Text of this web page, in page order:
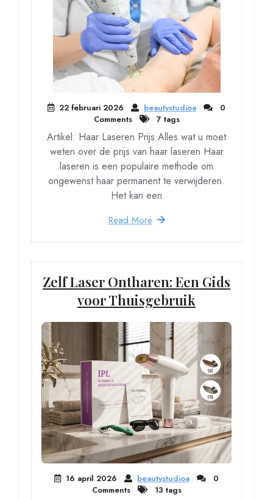
22 februari 2026 beautystudioa
0
Comments
7 tags
Artikel: Haar Laseren Prijs Alles wat u moet
weten over de prijs van haar laseren Haar
laseren is een populaire methode om
ongewenst haar permanent te verwijderen.
Het kan een
Read More
Zelf Laser Ontharen: Een Gids
voor Thuisgebruik
16 april 2026 beautystudioa
0
Comments
13 tags